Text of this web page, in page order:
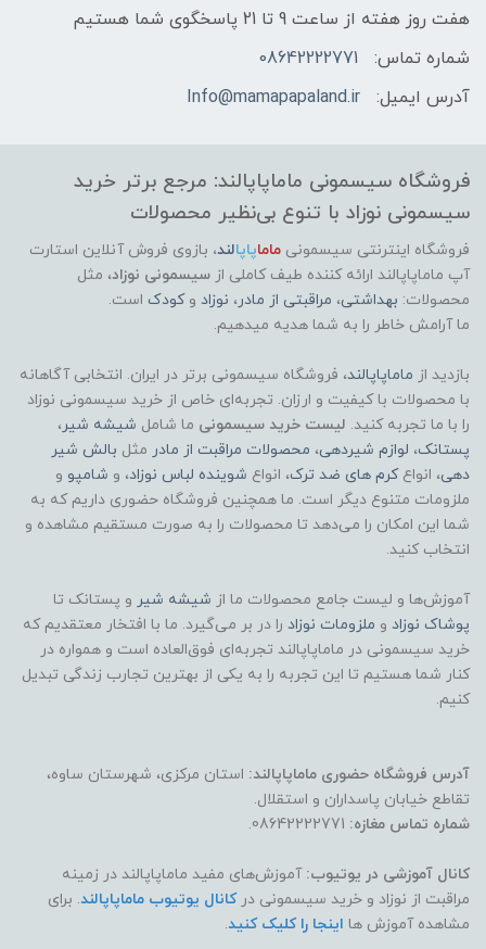
هفت روز هفته از ساعت 9 تا 21 پاسخگوی شما هستیم
شماره تماس:
08642222771
آدرس ایمیل:
Info@mamapapaland.ir
فروشگاه سیسمونی ماماپاپالند: مرجع برتر خرید
سیسمونی نوزاد با تنوع بی‌نظیر محصولات
فروشگاه اینترنتی سیسمونی ماماپاپالند، بازوی فروش آنلاین استارت
آپ ماماپاپالند ارائه کننده طیف کاملی از سیسمونی نوزاد، مثل
محصولات: بهداشتی، مراقبتی از مادر، نوزاد وکودک است.
ما آرامش خاطر را به شما هدیه میدهیم.
بازدید از ماماپاپالند، فروشگاه سیسمونی برتر در ایران. انتخابی آگاهانه
با محصولات با کیفیت و ارزان. تجربه‌ای خاص از خرید سیسمونی نوزاد
را با ما تجربه کنید. لیست خرید سیسمونی ما شامل شیشه شیر،
پستانک، لوازم شیردهی، محصولات مراقبت از مادر مثل بالش شیر
دهی، انواعکرم های ضد ترک، انواع شوینده لباس نوزاد، و شامپو و
ملزومات متنوع دیگر است. ما همچنین فروشگاه حضوری داریم که به
شما این امکان را می‌دهد تا محصولات را به صورت مستقیم مشاهده و
انتخاب کنید.
آموزش‌ها و لیست جامع محصولات ما از شیشه شیر و پستانک تا
پوشاک نوزاد و ملزومات نوزاد را در بر می‌گیرد. ما با افتخار معتقدیم که
خرید سیسمونی در ماماپاپالند تجربه‌ای فوق‌العاده است و همواره در
کنار شما هستیم تا این تجربه را به یکی از بهترین تجارب زندگی تبدیل
کنیم.
آدرس فروشگاه حضوری ماماپاپالند: استان مرکزی، شهرستان ساوه،
تقاطع خیابان پاسداران و استقلال.
شماره تماس مغازه:
کانال آموزشی در یوتیوب: آموزش‌های مفید ماماپاپالند در زمینه
مراقبت از نوزاد و خرید سیسمونی درکانال یوتیوب ماماپاپالند. برای
مشاهده آموزش ها اینجا را کلیک کنید.